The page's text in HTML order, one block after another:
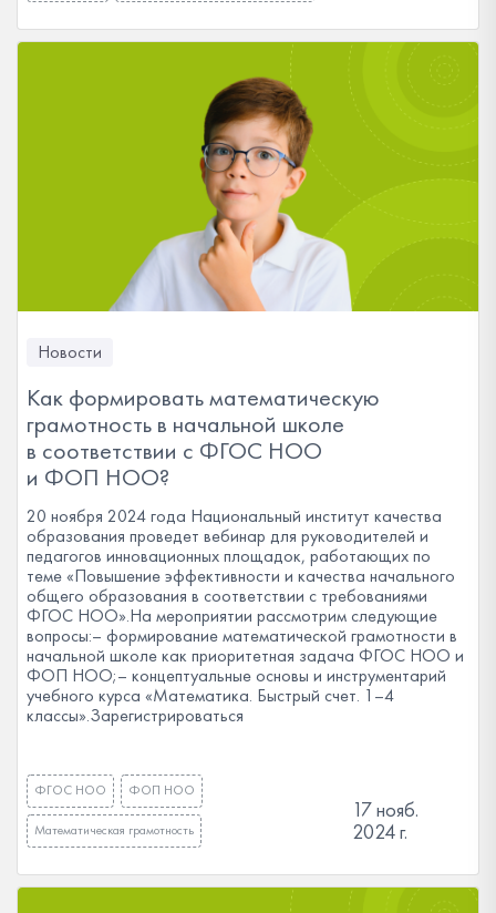
Новости
Как формировать математическую
грамотность в начальной школе
в соответствии с ФГОС НОО
и ФОП НОО?
20 ноября 2024 года Национальный институт качества
образования проведет вебинар для руководителей и
педагогов инновационных площадок, работающих по
теме «Повышение эффективности и качества начального
общего образования в соответствии с требованиями
ФГОС НОО».На мероприятии рассмотрим следующие
вопросы:– формирование математической грамотности в
начальной школе как приоритетная задача ФГОС НОО и
ФОП НОО;– концептуальные основы и инструментарий
учебного курса «Математика. Быстрый счет. 1–4
классы».Зарегистрироваться
ФГОС НОО ФОП НОО
Математическая грамотность
17 нояб.
2024 г.